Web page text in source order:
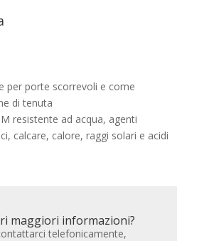
per porte scorrevoli e come
di tenuta
resistente ad acqua, agenti
calcare, calore, raggi solari e acidi
maggiori informazioni?
telefonicamente,